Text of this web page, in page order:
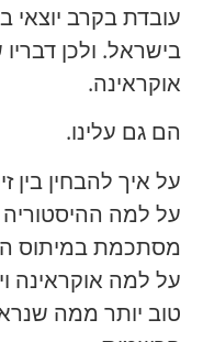
עובדת בקרב יוצאי
בישראל. ולכן
אוקראינה.
הם גם עלינו.
על איך להבחין בין
על למה ההיסטוריה
מסתכמת במיתוס
על למה אוקראינה
טוב יותר ממה